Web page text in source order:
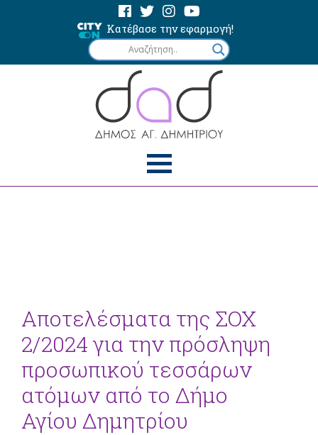
Κατέβασε την εφαρμογή!
Αποτελέσματα της ΣΟΧ
2/2024 για την πρόσληψη
προσωπικού τεσσάρων
ατόμων από το Δήμο
Αγίου Δημητρίου